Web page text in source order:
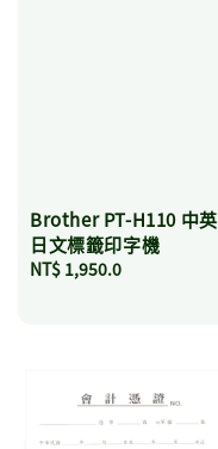
Brother PT-H110 中英
日文標籤印字機
Regular
NT$ 1,950.0